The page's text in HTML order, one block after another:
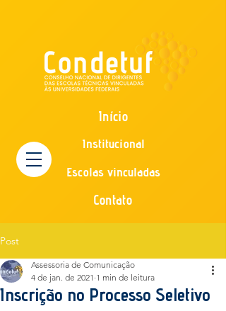
Início
Institucional
Escolas vinculadas
Contato
Post
Inscrição no Processo Seletivo
Assessoria de Comunicação
4 de jan. de 2021 1 min de leitura